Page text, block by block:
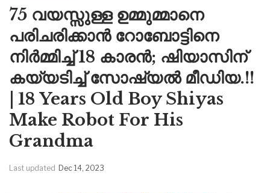
75 വയസ്സുള്ള ഉമ്മുമ്മാനെ
പരിചരിക്കാൻ റോബോട്ടിനെ
നിർമ്മിച്ച് 18 കാരൻ; ഷിയാസിന്
കയ്യടിച്ച് സോഷ്യൽ മീഡിയ.!!
| 18 Years Old Boy Shiyas
Make Robot For His
Grandma
Last updated Dec 14, 2023